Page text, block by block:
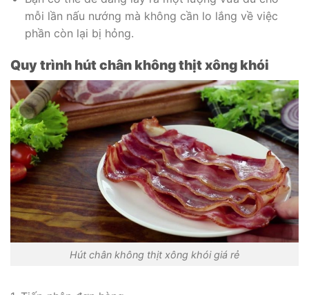
mỗi lần nấu nướng mà không cần lo lắng về việc
phần còn lại bị hỏng.
Quy trình hút chân không thịt xông khói
Hút chân không thịt xông khói giá rẻ